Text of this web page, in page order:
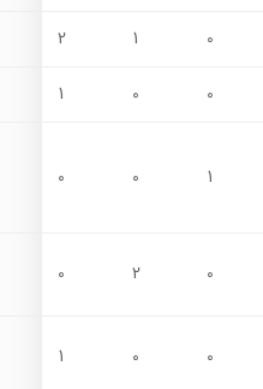
0
1
2
0
0
1
1
0
0
0
2
0
0
0
1